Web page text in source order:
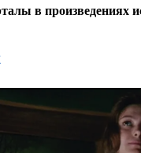
в произведениях